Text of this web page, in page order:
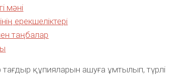
мәні
ерекшеліктері
таңбалар
құпияларын ашуға ұмтылып, түрлі